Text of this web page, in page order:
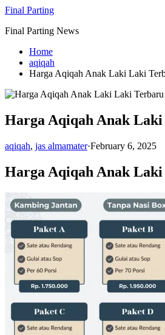
Skip
content
Final Parting
Final Parting News
Home
aqiqah
Harga Aqiqah Anak Laki Laki
Harga Aqiqah Anak
aqiqah, jas almamater·February 6, 2025
Harga Aqiqah Anak